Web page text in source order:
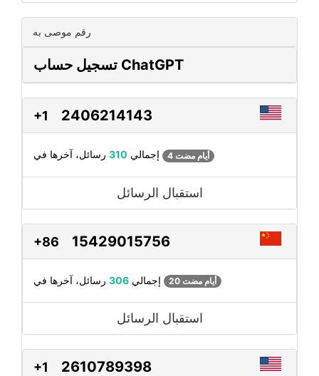
رقم موصى به
تسجيل حساب ChatGPT
+1 2406214143
إجمالي 310 4 أيام مضت
استقبال الرسائل
+86 15429015756
إجمالي 306 20 أيام مضت
استقبال الرسائل
+1 2610789398